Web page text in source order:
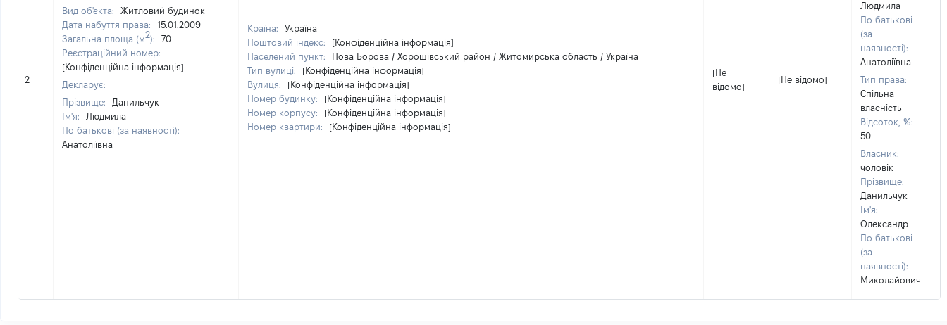
2
Вид об'єкта:
Житловий будинок
Дата набуття права:
15.01.2009
Загальна площа (м2):
70
Реєстраційний номер:
[Конфіденційна інформація]
Декларує:
Прізвище:
Данильчук
Ім'я:
Людмила
По батькові (за наявності):
Анатоліївна
Країна:
Україна
Поштовий індекс:
[Конфіденційна інформація]
Населений пункт:
Нова Борова / Хорошівський район / Житомирська область / Україна
Тип вулиці:
[Конфіденційна інформація]
Вулиця:
[Конфіденційна інформація]
Номер будинку:
[Конфіденційна інформація]
Номер корпусу:
[Конфіденційна інформація]
Номер квартири:
[Конфіденційна інформація]
[Не
відомо]
[Не відомо]
Людмила
По батькові
(за
наявності):
Анатоліївна
Тип права:
Спільна
власність
Відсоток, %:
50
Власник:
чоловік
Прізвище:
Данильчук
Ім'я:
Олександр
По батькові
(за
наявності):
Миколайович